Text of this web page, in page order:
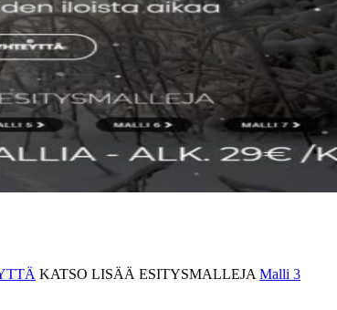
KATSO LISÄÄ ESITYSMALLEJA Malli 3